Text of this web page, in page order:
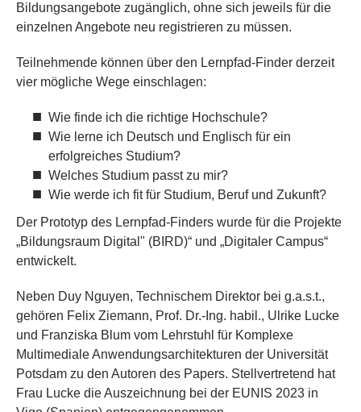
Bildungsangebote zugänglich, ohne sich jeweils für die
einzelnen Angebote neu registrieren zu müssen.
Teilnehmende können über den Lernpfad-Finder derzeit
vier mögliche Wege einschlagen:
Wie finde ich die richtige Hochschule?
Wie lerne ich Deutsch und Englisch für ein
erfolgreiches Studium?
Welches Studium passt zu mir?
Wie werde ich fit für Studium, Beruf und Zukunft?
Der Prototyp des Lernpfad-Finders wurde für die Projekte
„Bildungsraum Digital" (BIRD)“ und „Digitaler Campus“
entwickelt.
Neben Duy Nguyen, Technischem Direktor bei g.a.s.t.,
gehören Felix Ziemann, Prof. Dr.-Ing. habil., Ulrike Lucke
und Franziska Blum vom Lehrstuhl für Komplexe
Multimediale Anwendungsarchitekturen der Universität
Potsdam zu den Autoren des Papers. Stellvertretend hat
Frau Lucke die Auszeichnung bei der EUNIS 2023 in